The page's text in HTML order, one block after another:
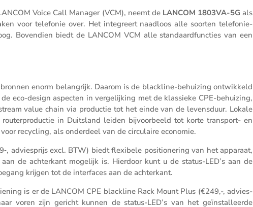
Voice Call Manager (VCM), neemt de LANCOM 1803VA-5G als
voor telefonie over. Het integreert naadloos alle soorten telefo­nie­
Boven­dien biedt de LANCOM VCM alle standaard­func­ties van een
enorm belang­rijk. Daarom is de blackline-behui­zing ontwik­keld
eco-design aspecten in verge­lij­king met de klassieke CPE-behui­zing,
value chain via productie tot het einde van de levens­duur. Lokale
in Duits­land leiden bijvoor­beeld tot korte trans­port- en
recycling, als onder­deel van de circu­laire economie.
advies­prijs excl. BTW) biedt flexi­bele positi­o­ne­ring van het apparaat,
de achter­kant mogelijk is. Hierdoor kunt u de status-LED’s aan de
krijgen tot de inter­faces aan de achterkant.
is er de LANCOM CPE blackline Rack Mount Plus (€249,-, advies­
voren zijn gericht kunnen de status-LED’s van het geïnstal­leerde